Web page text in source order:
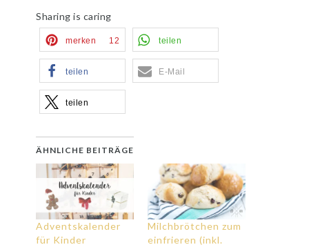
Sharing is caring
merken 12 teilen
teilen E-Mail
teilen
ÄHNLICHE BEITRÄGE
Adventskalender
für Kinder
Milchbrötchen zum
einfrieren (inkl.